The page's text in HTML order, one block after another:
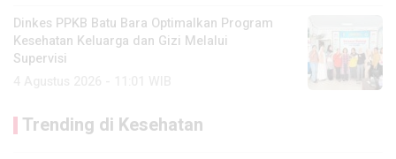
Dinkes PPKB Batu Bara Optimalkan Program
Kesehatan Keluarga dan Gizi Melalui
Supervisi
Trending di Kesehatan